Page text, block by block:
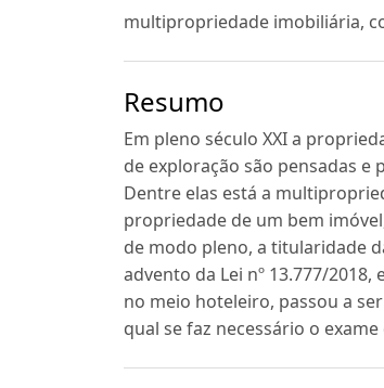
multipropriedade imobiliária,
Resumo
Em pleno século XXI a
de exploração são pensadas
Dentre elas está a
propriedade de um bem
de modo pleno, a titularidade
advento da Lei nº 13.777/
no meio hoteleiro, passou a
qual se faz necessário o